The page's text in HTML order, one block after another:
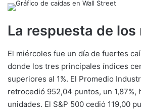
La respuesta de los
El miércoles fue un día de fuertes
donde los tres principales índices
superiores al 1%. El Promedio
retrocedió 952,04 puntos, un 1,87%,
unidades. El S&P 500 cedió 119,00